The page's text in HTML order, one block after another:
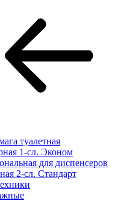
туалетная
1-сл. Эконом
для диспенсеров
2-сл. Стандарт